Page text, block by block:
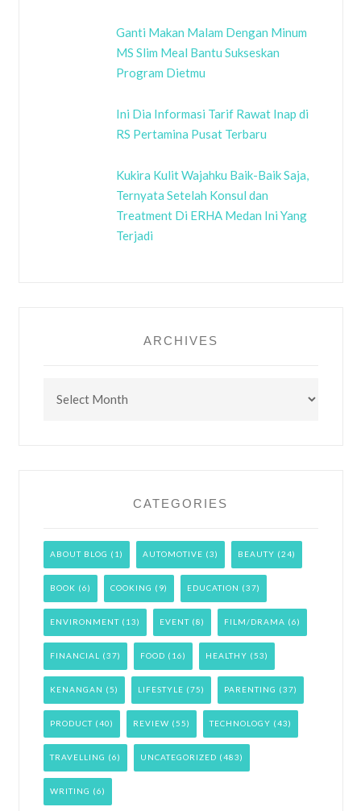
Ganti Makan Malam Dengan Minum
MS Slim Meal Bantu Sukseskan
Program Dietmu
Ini Dia Informasi Tarif Rawat Inap di
RS Pertamina Pusat Terbaru
Kukira Kulit Wajahku Baik-Baik Saja,
Ternyata Setelah Konsul dan
Treatment Di ERHA Medan Ini Yang
Terjadi
ARCHIVES
CATEGORIES
ABOUT BLOG (1) AUTOMOTIVE (3) BEAUTY (24)
BOOK (6) COOKING (9) EDUCATION (37)
ENVIRONMENT(13) EVENT(8) FILM/DRAMA (6)
FINANCIAL (37) FOOD (16) HEALTHY (53)
KENANGAN (5) LIFESTYLE (75) PARENTING (37)
PRODUCT(40) REVIEW (55) TECHNOLOGY (43)
TRAVELLING (6) UNCATEGORIZED (483)
WRITING (6)